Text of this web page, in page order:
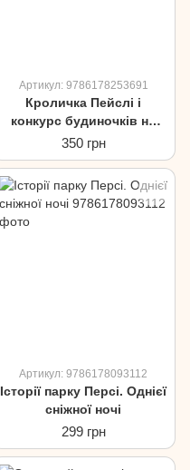
Артикул: 9786178253691
Кроличка Пейслі і
конкурс будиночків на
дереві
350 грн
Артикул: 9786178093112
Історії парку Персі. Однієї
сніжної ночі
299 грн